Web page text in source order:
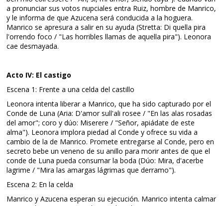
a pronunciar sus votos nupciales entra Ruiz, hombre de Manrico,
y le informa de que Azucena será conducida a la hoguera.
Manrico se apresura a salir en su ayuda (Stretta: Di quella pira
l'orrendo foco / "Las horribles llamas de aquella pira"). Leonora
cae desmayada.
Acto IV: El castigo
Escena 1: Frente a una celda del castillo
Leonora intenta liberar a Manrico, que ha sido capturado por el
Conde de Luna (Aria: D'amor sull'ali rosee / "En las alas rosadas
del amor"; coro y dúo: Miserere / "Señor, apiádate de este
alma"). Leonora implora piedad al Conde y ofrece su vida a
cambio de la de Manrico. Promete entregarse al Conde, pero en
secreto bebe un veneno de su anillo para morir antes de que el
conde de Luna pueda consumar la boda (Dúo: Mira, d'acerbe
lagrime / "Mira las amargas lágrimas que derramo").
Escena 2: En la celda
Manrico y Azucena esperan su ejecución. Manrico intenta calmar